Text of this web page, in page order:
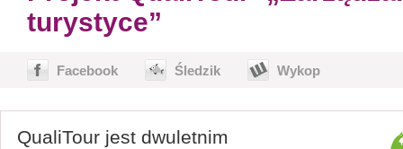
turystyce”
Facebook Śledzik Wykop
QualiTour jest dwuletnim